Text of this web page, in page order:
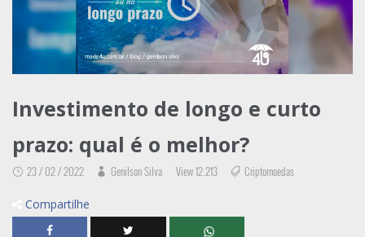
Investimento de longo e curto
prazo: qual é o melhor?
23 / 02 / 2022 Genilson Silva View 12.213 Criptomoedas
Compartilhe